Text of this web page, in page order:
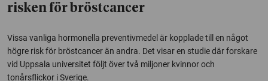
risken för bröstcancer
Vissa vanliga hormonella preventivmedel är kopplade till en något
högre risk för bröstcancer än andra. Det visar en studie där forskare
vid Uppsala universitet följt över två miljoner kvinnor och
tonårsflickor i Sverige.